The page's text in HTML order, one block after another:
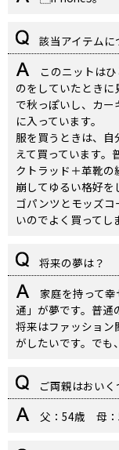
該当アイテムに
このニットは
のをしていたとき
で秋っぽいし、カー
に入っています。
服を買うときは、自
えて買っています。
クトラッド＋革靴の
崩してゆるい格好を
ゴパンツとモッズ
いのでよく買ってし
将来の夢は？
家庭を持って
通」が夢です。普通
将来はファッション
がしたいです。でも
ご両親はおい
父：54歳 母：